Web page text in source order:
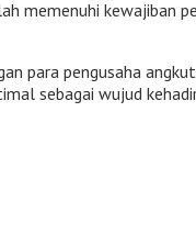
kewajiban
para pengusaha
sebagai wujud